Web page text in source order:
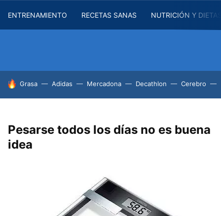
ENTRENAMIENTO RECETAS SANAS NUTRICIÓN Y
HOY SE HABLA DE
Grasa Adidas Mercadona Decathlon Cerebro
Pesarse todos los días no es buena
idea